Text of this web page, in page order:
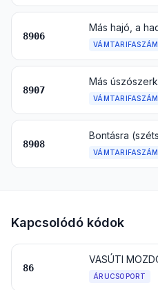
8906
VÁMTARIFASZÁM
8907
VÁMTARIFASZÁM
8908
VÁMTARIFASZÁM
Kapcsolódó kódok
86
ÁRUCSOPORT